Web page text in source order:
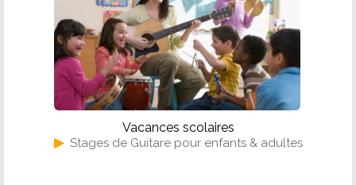
Vacances scolaires
▶ Stages de Guitare pour enfants & adultes